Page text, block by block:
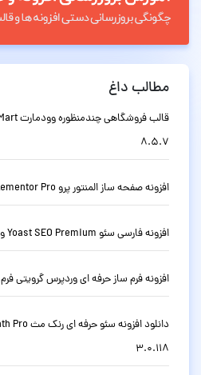
مطالب داغ
8.5.7
افزونه صفحه ساز المنتور پرو Elementor Pro وردپرس نسخه 4.2.1
افزونه فارسی سئو Yoast SEO Premium وردپرس نسخه حرفه ای 28.1
افزونه فرم ساز حرفه ای وردپرس گرویتی فرم Gravity Forms نسخه 3.0.0
3.0.118